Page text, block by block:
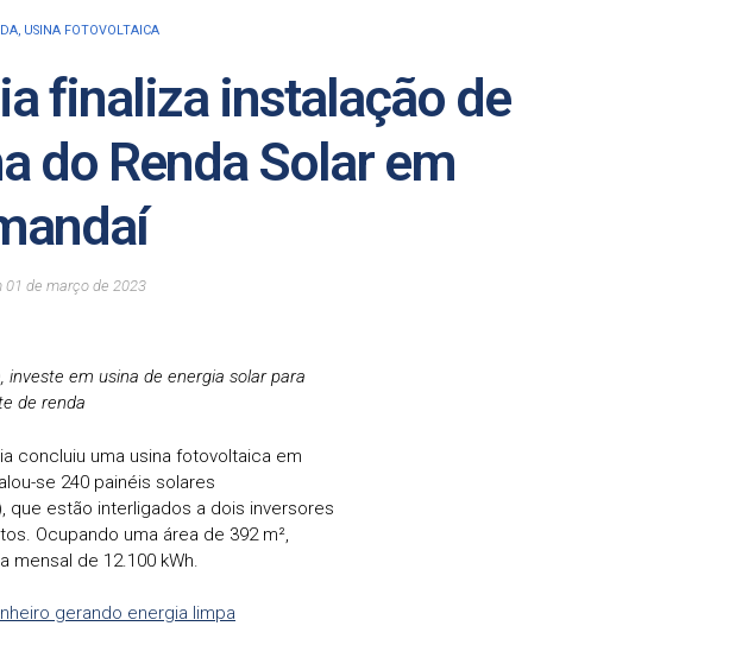
, USINA FOTOVOLTAICA
finaliza instalação de
do Renda Solar em
01 de março de 2023
em usina de energia solar para
de renda
concluiu uma usina fotovoltaica em
se 240 painéis solares
estão interligados a dois inversores
Ocupando uma área de 392 m²,
de 12.100 kWh.
gerando energia limpa